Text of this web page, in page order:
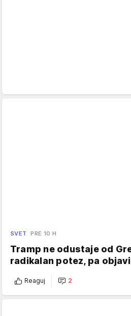
SVET PRE 10 H
Tramp ne odustaje od
radikalan potez, pa
Reaguj 2